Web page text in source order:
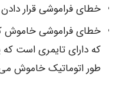
خطای فراموشی قرار دادن
خطای فراموشی
که دارای تایمری است که
­طور اتوماتیک خاموش